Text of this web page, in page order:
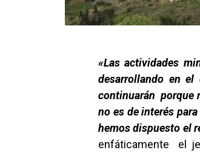
«Las actividades
desarrollando en
continuarán porque
no es de interés
hemos dispuesto el
enfáticamente el